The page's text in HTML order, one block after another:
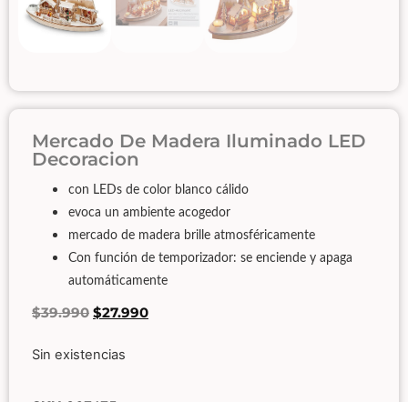
Mercado De Madera Iluminado LED
Decoracion
con LEDs de color blanco cálido
evoca un ambiente acogedor
mercado de madera brille atmosféricamente
Con función de temporizador: se enciende y apaga
automáticamente
$39.990 $27.990
Sin existencias